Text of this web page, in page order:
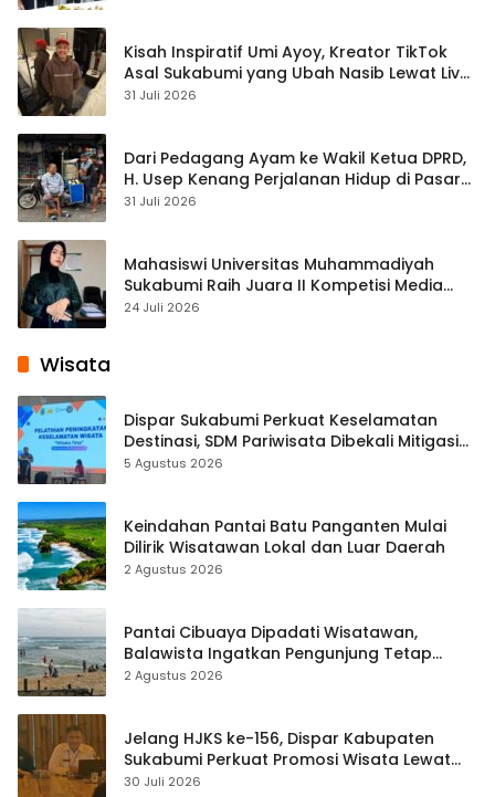
Kisah Inspiratif Umi Ayoy, Kreator TikTok
Asal Sukabumi yang Ubah Nasib Lewat Live
Streaming
31 Juli 2026
Dari Pedagang Ayam ke Wakil Ketua DPRD,
H. Usep Kenang Perjalanan Hidup di Pasar
Cisaat
31 Juli 2026
Mahasiswi Universitas Muhammadiyah
Sukabumi Raih Juara II Kompetisi Media
Pembelajaran Digital Tingkat Internasional
24 Juli 2026
Wisata
Dispar Sukabumi Perkuat Keselamatan
Destinasi, SDM Pariwisata Dibekali Mitigasi
hingga Teknik Evakuasi
5 Agustus 2026
Keindahan Pantai Batu Panganten Mulai
Dilirik Wisatawan Lokal dan Luar Daerah
2 Agustus 2026
Pantai Cibuaya Dipadati Wisatawan,
Balawista Ingatkan Pengunjung Tetap
Waspada
2 Agustus 2026
Jelang HJKS ke-156, Dispar Kabupaten
Sukabumi Perkuat Promosi Wisata Lewat
Publikasi Digital
30 Juli 2026